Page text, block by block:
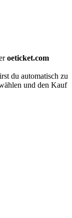
oeticket.com
du automatisch zu
und den Kauf